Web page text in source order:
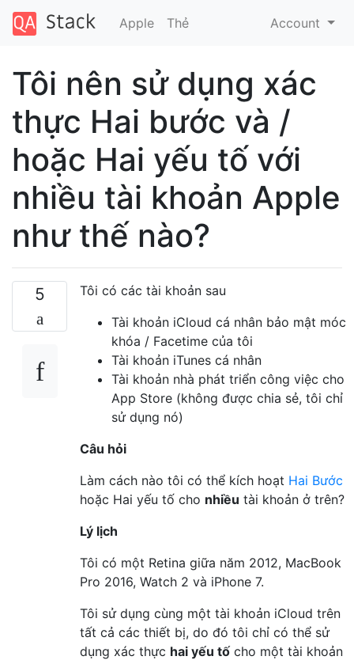
Apple Thẻ Account
Tôi nên sử dụng xác
thực Hai bước và /
hoặc Hai yếu tố với
nhiều tài khoản Apple
như thế nào?
5
Tôi có các tài khoản sau
Tài khoản iCloud cá nhân bảo mật móc
khóa / Facetime của tôi
Tài khoản iTunes cá nhân
Tài khoản nhà phát triển công việc cho
App Store (không được chia sẻ, tôi chỉ
sử dụng nó)
Câu hỏi
Làm cách nào tôi có thể kích hoạt Hai Bước
hoặc Hai yếu tố cho nhiều tài khoản ở trên?
Lý lịch
Tôi có một Retina giữa năm 2012, MacBook
Pro 2016, Watch 2 và iPhone 7.
Tôi sử dụng cùng một tài khoản iCloud trên
tất cả các thiết bị, do đó tôi chỉ có thể sử
dụng xác thực hai yếu tốcho một tài khoản